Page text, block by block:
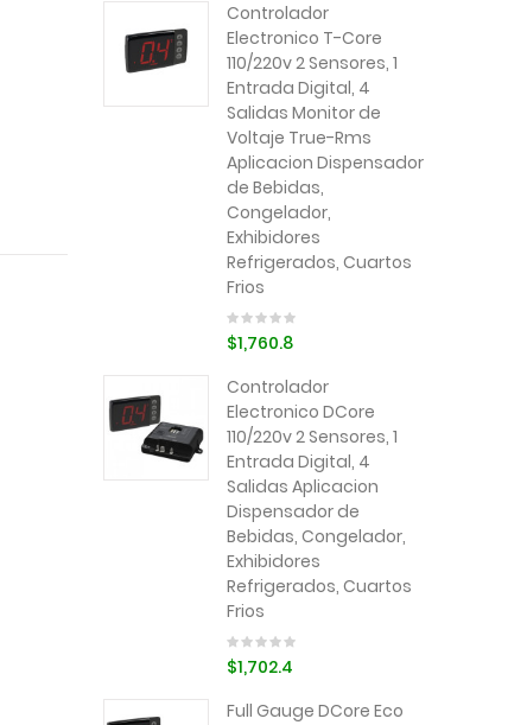
Controlador
Electronico T-Core
110/220v 2 Sensores, 1
Entrada Digital, 4
Salidas Monitor de
Voltaje True-Rms
Aplicacion Dispensador
de Bebidas,
Congelador,
Exhibidores
Refrigerados, Cuartos
Frios
$1,760.8
Controlador
Electronico DCore
110/220v 2 Sensores, 1
Entrada Digital, 4
Salidas Aplicacion
Dispensador de
Bebidas, Congelador,
Exhibidores
Refrigerados, Cuartos
Frios
$1,702.4
Full Gauge DCore Eco